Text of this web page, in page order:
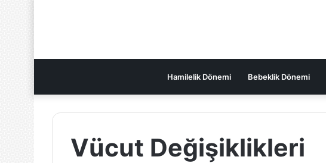
Hamilelik Dönemi Bebeklik Dönemi
Vücut Değişiklikleri